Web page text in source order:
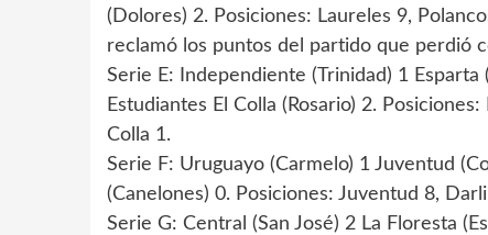
(Dolores) 2. Posiciones: Laureles 9,
reclamó los puntos del partido que perdió
Serie E: Independiente (Trinidad) 1
Estudiantes El Colla (Rosario) 2.
Colla 1.
Serie F: Uruguayo (Carmelo) 1 Juventud
(Canelones) 0. Posiciones: Juventud 8,
Serie G: Central (San José) 2 La Floresta